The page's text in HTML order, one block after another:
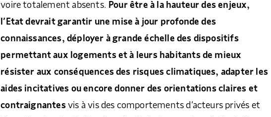
voire totalement absents. Pour être à la hauteur des enjeux,
l’Etat devrait garantir une mise à jour profonde des
connaissances, déployer à grande échelle des dispositifs
permettant aux logements et à leurs habitants de mieux
résister aux conséquences des risques climatiques, adapter les
aides incitatives ou encore donner des orientations claires et
contraignantesvis à vis des comportements d’acteurs privés et